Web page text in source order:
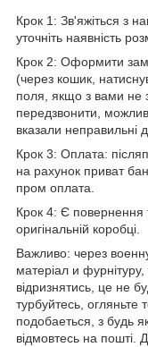
Крок 1: Зв'яжіться з
уточніть наявність
Крок 2: Оформити
(через кошик,
поля, якщо з вами не
передзвонити,
вказали неправильні
Крок 3: Оплата:
на рахунок приват
пром оплата.
Крок 4: Є повернення
оригінальній коробці.
Важливо: через
матеріал и
відризнятись, це не
турбуйтесь,
подобаеться, з будь
відмовтесь на пошті.